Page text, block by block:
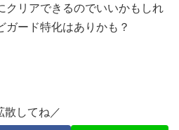
クリアできるのでいいかもしれ
ガード特化はありかも？
散してね／